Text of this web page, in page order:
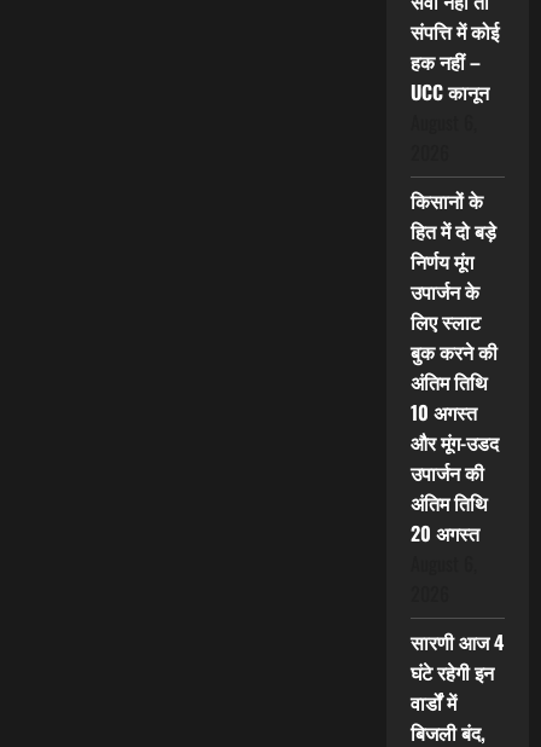
संपत्ति में कोई
हक नहीं –
UCC कानून
किसानों के
हित में दो बड़े
निर्णय मूंग
उपार्जन के
लिए स्लाट
बुक करने की
अंतिम तिथि
10 अगस्त
और मूंग-उडद
उपार्जन की
अंतिम तिथि
20 अगस्त
सारणी आज 4
घंटे रहेगी इन
वार्डों में
बिजली बंद,